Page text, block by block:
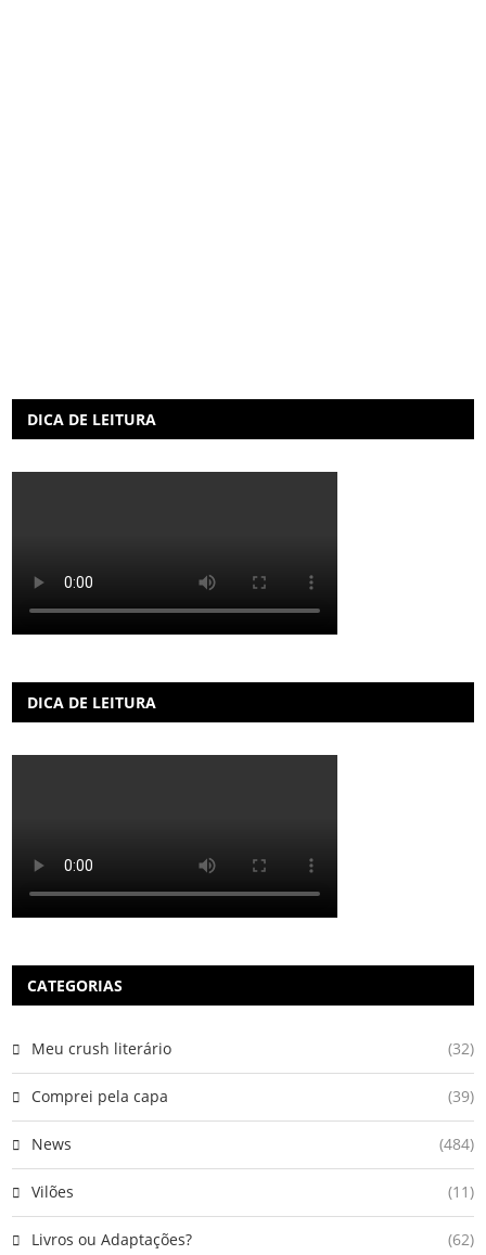
DICA DE LEITURA
DICA DE LEITURA
CATEGORIAS
Meu crush literário (32)
Comprei pela capa (39)
News (484)
Vilões (11)
Livros ou Adaptações? (62)